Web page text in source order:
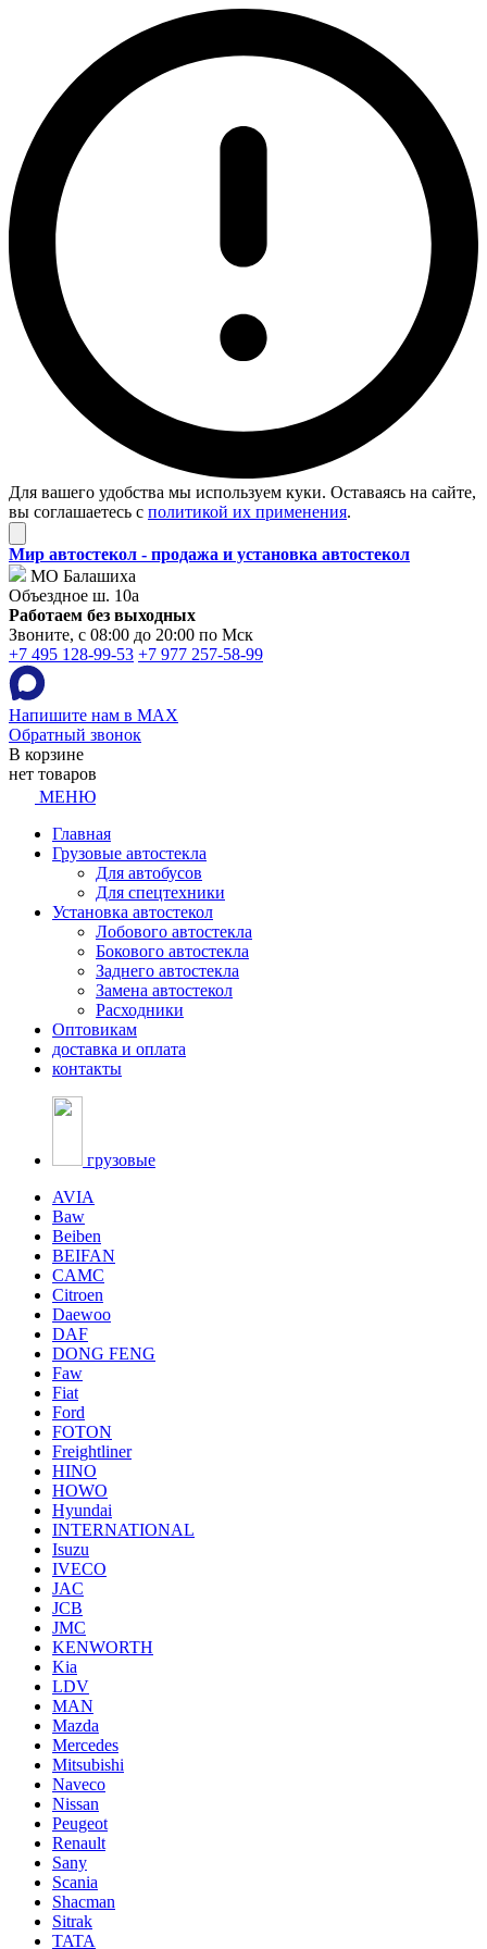
Для вашего удобства мы используем куки. Оставаясь на сайте,
вы соглашаетесь с политикой их применения.
Мир автостекол - продажа и установка автостекол
МО Балашиха
Объездное ш. 10а
Работаем без выходных
Звоните, с 08:00 до 20:00 по Мск
+7 495 128-99-53 +7 977 257-58-99
Напишите нам в MAX
Обратный звонок
В корзине
нет товаров
МЕНЮ
Главная
Грузовые автостекла
Для автобусов
Для спецтехники
Установка автостекол
Лобового автостекла
Бокового автостекла
Заднего автостекла
Замена автостекол
Расходники
Оптовикам
доставка и оплата
контакты
грузовые
AVIA
Baw
Beiben
BEIFAN
CAMC
Citroen
Daewoo
DAF
DONG FENG
Faw
Fiat
Ford
FOTON
Freightliner
HINO
HOWO
Hyundai
INTERNATIONAL
Isuzu
IVECO
JAC
JCB
JMC
KENWORTH
Kia
LDV
MAN
Mazda
Mercedes
Mitsubishi
Naveco
Nissan
Peugeot
Renault
Sany
Scania
Shacman
Sitrak
TATA